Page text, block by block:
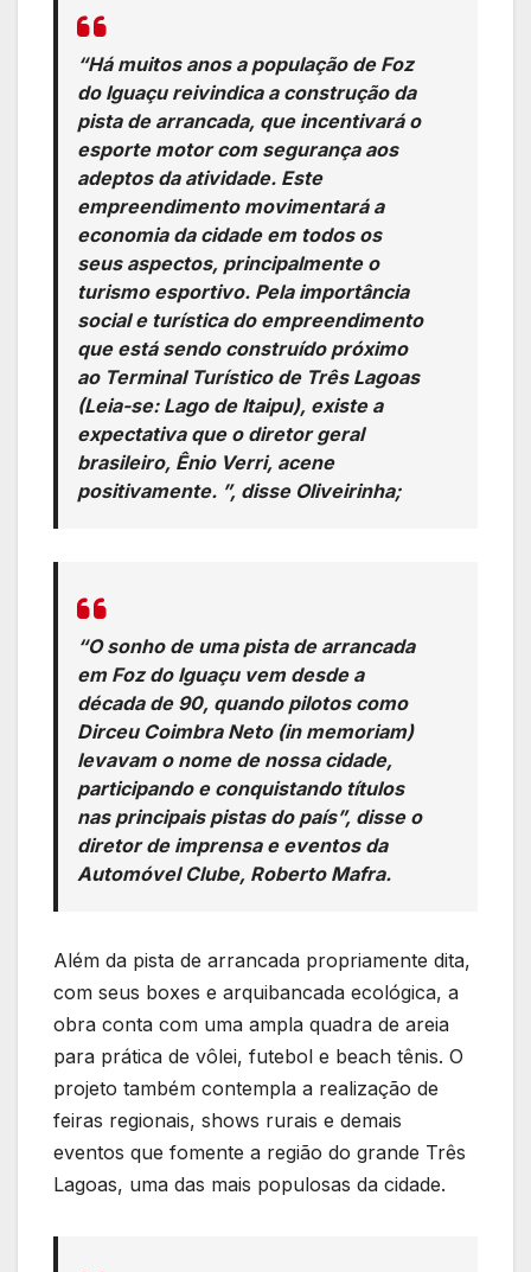
“Há muitos anos a população de Foz
do Iguaçu reivindica a construção da
pista de arrancada, que incentivará o
esporte motor com segurança aos
adeptos da atividade. Este
empreendimento movimentará a
economia da cidade em todos os
seus aspectos, principalmente o
turismo esportivo. Pela importância
social e turística do empreendimento
que está sendo construído próximo
ao Terminal Turístico de Três Lagoas
(Leia-se: Lago de Itaipu), existe a
expectativa que o diretor geral
brasileiro, Ênio Verri, acene
positivamente. ”, disse Oliveirinha;
“O sonho de uma pista de arrancada
em Foz do Iguaçu vem desde a
década de 90, quando pilotos como
Dirceu Coimbra Neto (in memoriam)
levavam o nome de nossa cidade,
participando e conquistando títulos
nas principais pistas do país”, disse o
diretor de imprensa e eventos da
Automóvel Clube, Roberto Mafra.
Além da pista de arrancada propriamente dita,
com seus boxes e arquibancada ecológica, a
obra conta com uma ampla quadra de areia
para prática de vôlei, futebol e beach tênis. O
projeto também contempla a realização de
feiras regionais, shows rurais e demais
eventos que fomente a região do grande Três
Lagoas, uma das mais populosas da cidade.